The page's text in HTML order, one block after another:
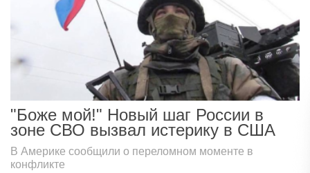
"Боже мой!" Новый шаг России в
зоне СВО вызвал истерику в США
В Америке сообщили о переломном моменте в
конфликте